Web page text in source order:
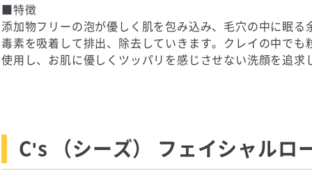
■特徴​
添加物フリーの泡が優しく肌を包み込み、毛穴の中に眠
毒素を吸着して排出、除去していきます。クレイの中で
使用し、お肌に優しくツッパリを感じさせない洗顔を追求
C's （シーズ） フェイシャルロ